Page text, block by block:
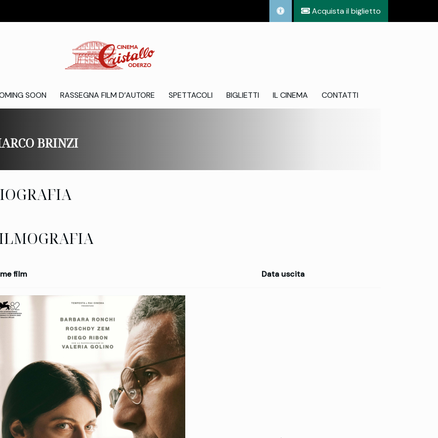
Acquista il biglietto
SOON RASSEGNA FILM D’AUTORE SPETTACOLI BIGLIETTI IL CINEMA CONTATTI
BRINZI
film Data uscita